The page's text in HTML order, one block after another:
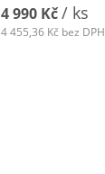
4 990 Kč/ ks
4 455,36 Kč bez DPH